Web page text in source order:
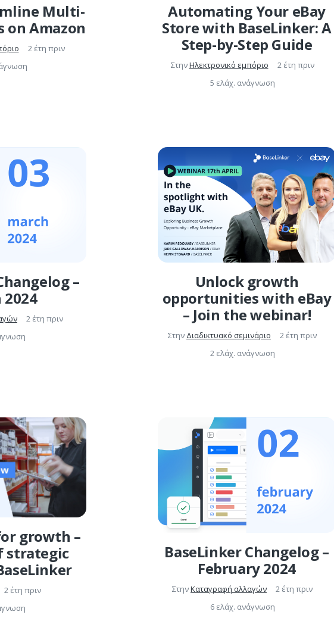
Multi-
on Amazon
2 έτη πριν
Automating Your eBay
Store with BaseLinker: A
Step-by-Step Guide
ΣτηνΗλεκτρονικό εμπόριο
2 έτη πριν
5 ελάχ. ανάγνωση
–
2024
2 έτη πριν
Unlock growth
opportunities with eBay
– Join the webinar!
Στην Διαδικτυακό σεμινάριο
2 έτη πριν
2 ελάχ. ανάγνωση
growth –
strategic
2 έτη πριν
BaseLinker Changelog –
February 2024
ΣτηνΚαταγραφή αλλαγών
2 έτη πριν
6 ελάχ. ανάγνωση